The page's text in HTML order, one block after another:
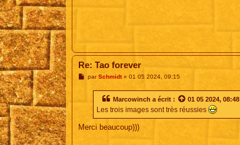
Re: Tao forever
MparSchmidt» 01 05 2024, 09:15
Marcowinch a écrit : 01 05 2024, 08:48
Les trois images sont très réussies
Merci beaucoup)))